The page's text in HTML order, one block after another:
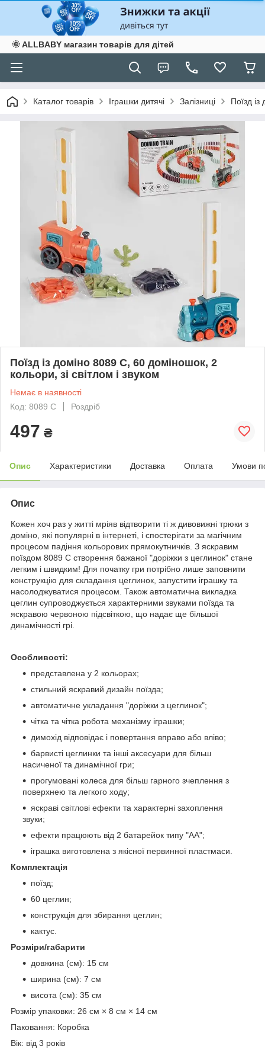
🌞 ALLBABY магазин товарів для дітей
Каталог товарів Іграшки дитячі Залізниці Поїзд
Поїзд із доміно 8089 C, 60 доміношок, 2
кольори, зі світлом і звуком
Немає в наявності
Код: 8089 C
Роздріб
497 ₴
Опис Характеристики Доставка Оплата Умови
Опис
Кожен хоч раз у житті мріяв відтворити ті ж дивовижні трюки з
доміно, які популярні в інтернеті, і спостерігати за магічним
процесом падіння кольорових прямокутничків. З яскравим
поїздом 8089 C створення бажаної "доріжки з цеглинок" стане
легким і швидким! Для початку гри потрібно лише заповнити
конструкцію для складання цеглинок, запустити іграшку та
насолоджуватися процесом. Також автоматична викладка
цеглин супроводжується характерними звуками поїзда та
яскравою червоною підсвіткою, що надає ще більшої
динамічності грі.
Особливості:
представлена у 2 кольорах;
стильний яскравий дизайн поїзда;
автоматичне укладання "доріжки з цеглинок";
чітка та чітка робота механізму іграшки;
димохід відповідає і повертання вправо або вліво;
барвисті цеглинки та інші аксесуари для більш
насиченої та динамічної гри;
прогумовані колеса для більш гарного зчеплення з
поверхнею та легкого ходу;
яскраві світлові ефекти та характерні захоплення
звуки;
ефекти працюють від 2 батарейок типу "АА";
іграшка виготовлена з якісної первинної пластмаси.
Комплектація
поїзд;
60 цеглин;
конструкція для збирання цеглин;
кактус.
Розміри/габарити
довжина (см): 15 см
ширина (см): 7 см
висота (см): 35 см
Розмір упаковки: 26 см × 8 см × 14 см
Паковання: Коробка
Вік: від 3 років